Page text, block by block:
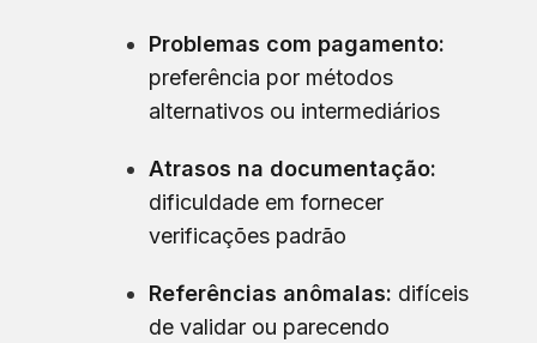
Problemas com pagamento:
preferência por métodos
alternativos ou intermediários
Atrasos na documentação:
dificuldade em fornecer
verificações padrão
Referências anômalas: difíceis
de validar ou parecendo